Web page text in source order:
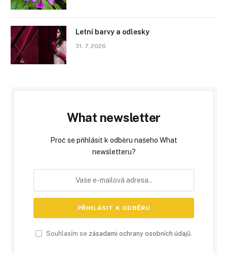
Letní barvy a odlesky
31. 7. 2026
What newsletter
Proč se přihlásit k odběru našeho What
newsletteru?
Souhlasím se zásadami ochrany osobních údajů.